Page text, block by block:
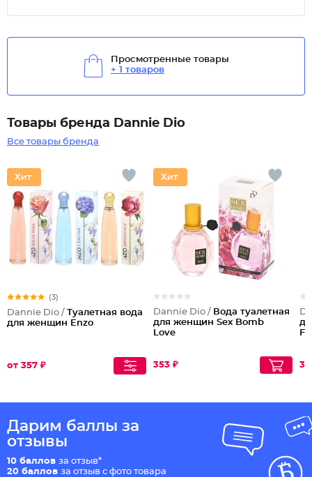
Просмотренные товары
+ 1 товаров
Товары бренда Dannie Dio
Все товары бренда
(3)
Dannie Dio / Туалетная вода
для женщин Enzo
от 357 ₽
Dannie Dio / Вода туалетная
для женщин Sex Bomb
Love
353 ₽
Дарим баллы за
отзывы
10 баллов за отзыв*
20 баллов за отзыв с фото товара